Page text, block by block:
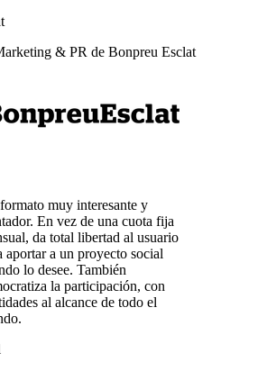
& PR de Bonpreu Esclat
muy interesante y
En vez de una cuota fija
da total libertad al usuario
aportar a un proyecto social
lo desee. También
la participación, con
al alcance de todo el